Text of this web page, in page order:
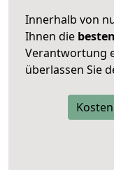
Innerhalb von
Ihnen die
Verantwortung
überlassen Sie